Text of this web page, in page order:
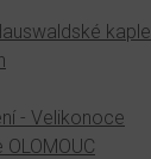
kaple
- Velikonoce